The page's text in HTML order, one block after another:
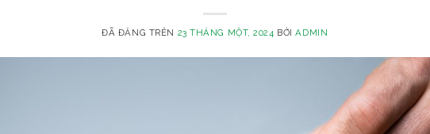
ĐÃ ĐĂNG TRÊN 23 THÁNG MỘT, 2024 BỞIADMIN